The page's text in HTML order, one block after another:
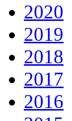
2020
2019
2018
2017
2016